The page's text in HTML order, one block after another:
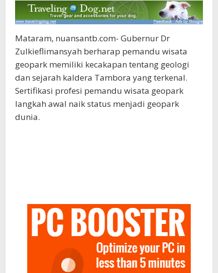
Mataram, nuansantb.com- Gubernur Dr
Zulkieflimansyah berharap pemandu wisata
geopark memiliki kecakapan tentang geologi
dan sejarah kaldera Tambora yang terkenal.
Sertifikasi profesi pemandu wisata geopark
langkah awal naik status menjadi geopark
dunia.